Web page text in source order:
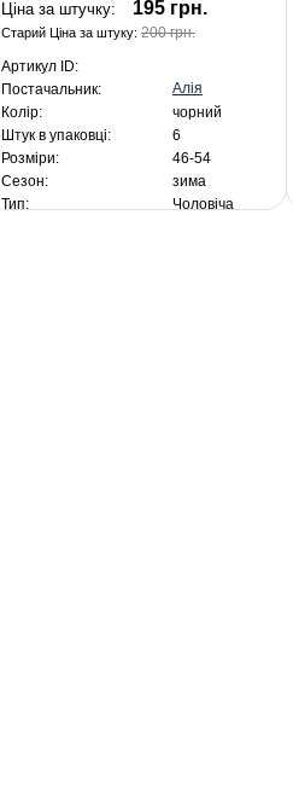
Ціна за штучку: 195 грн.
Старий Ціна за штуку: 200 грн.
Артикул ID:
Постачальник:
Алія
Колір:
чорний
Штук в упаковці:
6
Розміри:
46-54
Сезон:
зима
Тип:
Чоловіча